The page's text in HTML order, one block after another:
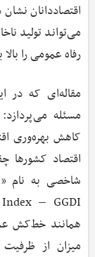
اقتصاددانان
می‌تواند تولید
رفاه عمومی را بالا
مقاله‌ای که در
مسئله
کاهش بهره‌وری
اقتصاد کشورها
همانند خط‌کش
میزان از